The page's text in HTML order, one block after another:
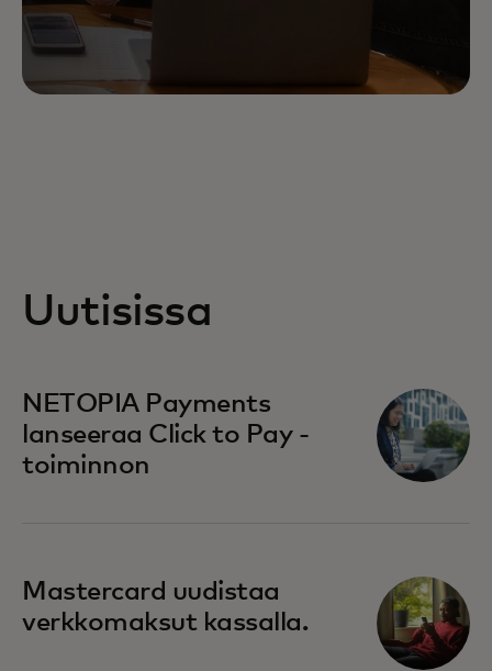
Uutisissa
NETOPIA Payments
lanseeraa Click to Pay -
toiminnon
Mastercard uudistaa
verkkomaksut kassalla.